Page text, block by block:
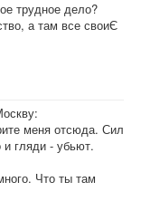
трудное дело?
а там все своиЄ
меня отсюда. Сил
гляди - убьют.
Что ты там